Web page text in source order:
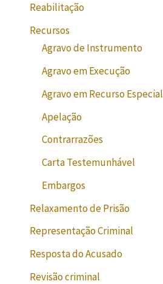
Reabilitação
Recursos
Agravo de Instrumento
Agravo em Execução
Agravo em Recurso Especial
Apelação
Contrarrazões
Carta Testemunhável
Embargos
Relaxamento de Prisão
Representação Criminal
Resposta do Acusado
Revisão criminal